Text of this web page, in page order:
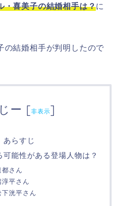
・喜美子の結婚相手は？に
の結婚相手が判明したので
ー [非表示]
あらすじ
能性がある登場人物は？
さん
平さん
洸平さん